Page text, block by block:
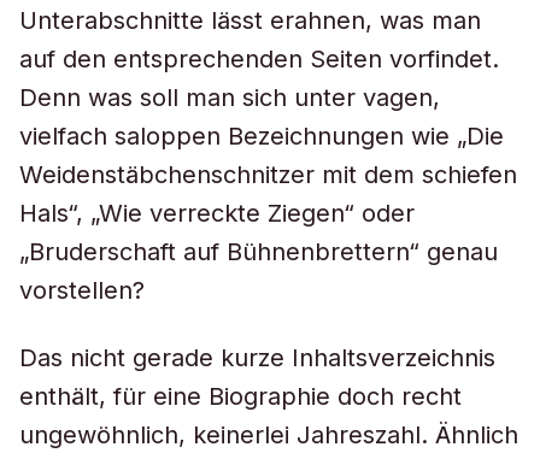
Unterabschnitte lässt erahnen, was man
auf den entsprechenden Seiten vorfindet.
Denn was soll man sich unter vagen,
vielfach saloppen Bezeichnungen wie „Die
Weidenstäbchenschnitzer mit dem schiefen
Hals“, „Wie verreckte Ziegen“ oder
„Bruderschaft auf Bühnenbrettern“ genau
vorstellen?
Das nicht gerade kurze Inhaltsverzeichnis
enthält, für eine Biographie doch recht
ungewöhnlich, keinerlei Jahreszahl. Ähnlich